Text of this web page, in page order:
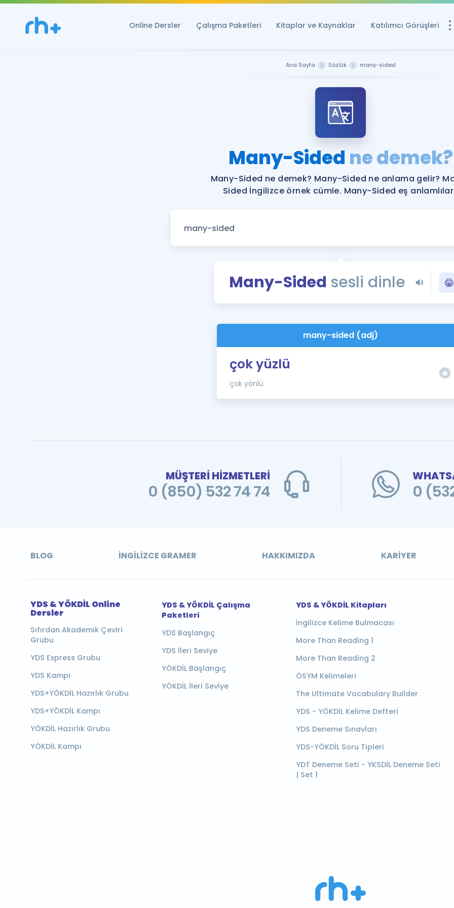
Online Dersler Çalışma Paketleri Kitaplar ve Kaynaklar Katılımcı Görüşleri
Ücretsiz
YDS ve YÖKDİL
YDS ve YÖKDİL'e
Tüm ÖSYM
Blog
YDS - YÖKDİL
İngilizce
Ana Sayfa Sözlük many-sided
Many-Sided ne demek?
Many-Sided ne demek? Many-Sided ne anlama gelir?
Sided İngilizce örnek cümle. Many-Sided eş
Many-Sided sesli dinle
many-sided (adj)
çok yüzlü
çok yönlü
MÜŞTERİ HİZMETLERİ
0 (850) 532 74 74 0
BLOG İNGILIZCE GRAMER HAKKIMIZDA KARIYER
YDS & YÖKDİL Online
Dersler
Sıfırdan Akademik Çeviri
Grubu
YDS Express Grubu
YDS Kampı
YDS+YÖKDİL Hazırlık Grubu
YDS+YÖKDİL Kampı
YÖKDİL Hazırlık Grubu
YÖKDİL Kampı
YDS & YÖKDİL Çalışma
Paketleri
YDS Başlangıç
YDS İleri Seviye
YÖKDİL Başlangıç
YÖKDİL İleri Seviye
YDS & YÖKDİL Kitapları
İngilizce Kelime Bulmacası
More Than Reading 1
More Than Reading 2
ÖSYM Kelimeleri
The Ultimate Vocabulary Builder
YDS - YÖKDİL Kelime Defteri
YDS Deneme Sınavları
YDS-YÖKDİL Soru Tipleri
YDT Deneme Seti - YKSDİL Deneme Seti
| Set 1